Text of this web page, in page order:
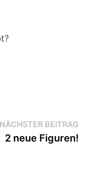
NÄCHSTER BEITRAG
2 neue Figuren!